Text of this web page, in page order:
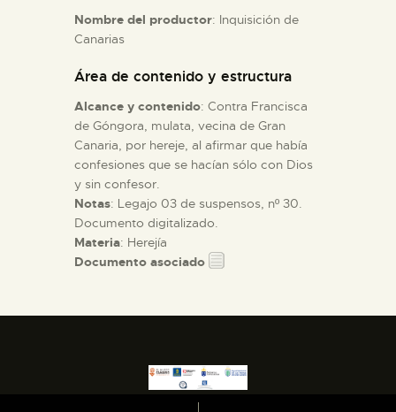
Nombre del productor: Inquisición de
Canarias
Área de contenido y estructura
Alcance y contenido: Contra Francisca
de Góngora, mulata, vecina de Gran
Canaria, por hereje, al afirmar que había
confesiones que se hacían sólo con Dios
y sin confesor.
Notas: Legajo 03 de suspensos, nº 30.
Documento digitalizado.
Materia: Herejía
Documento asociado